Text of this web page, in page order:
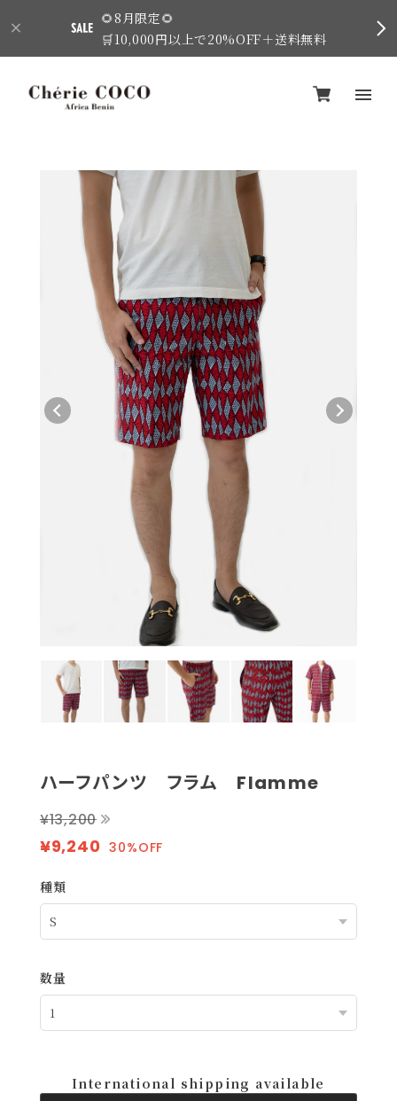
🌻8月限定🌻
🛒10,000円以上で20%OFF＋送料無料
ハーフパンツ フラム Flamme
¥13,200
¥9,240 30%OFF
種類
数量
International shipping available